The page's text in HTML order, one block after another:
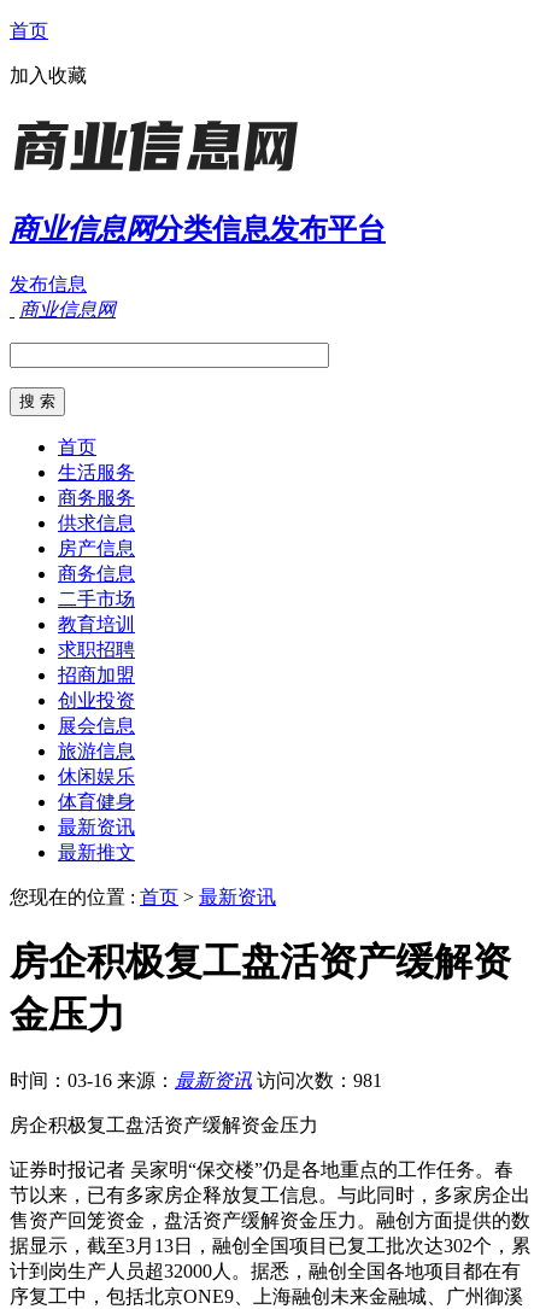
首页
加入收藏
商业信息网分类信息发布平台
发布信息
商业信息网
首页
生活服务
商务服务
供求信息
房产信息
商务信息
二手市场
教育培训
求职招聘
招商加盟
创业投资
展会信息
旅游信息
休闲娱乐
体育健身
最新资讯
最新推文
您现在的位置 : 首页 > 最新资讯
房企积极复工盘活资产缓解资
金压力
时间：03-16 来源： 最新资讯 访问次数：981
房企积极复工盘活资产缓解资金压力
证券时报记者 吴家明“保交楼”仍是各地重点的工作任务。春
节以来，已有多家房企释放复工信息。与此同时，多家房企出
售资产回笼资金，盘活资产缓解资金压力。融创方面提供的数
据显示，截至3月13日，融创全国项目已复工批次达302个，累
计到岗生产人员超32000人。据悉，融创全国各地项目都在有
序复工中，包括北京ONE9、上海融创未来金融城、广州御溪